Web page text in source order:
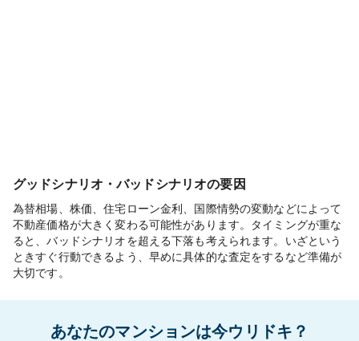
グッドシナリオ・バッドシナリオの要因
為替相場、株価、住宅ローン金利、国際情勢の変動などによって
不動産価格が大きく変わる可能性があります。タイミングが重な
ると、バッドシナリオを超える下落も考えられます。いざという
ときすぐ行動できるよう、早めに具体的な査定をするなど準備が
大切です。
あなたのマンションは今ウリドキ？